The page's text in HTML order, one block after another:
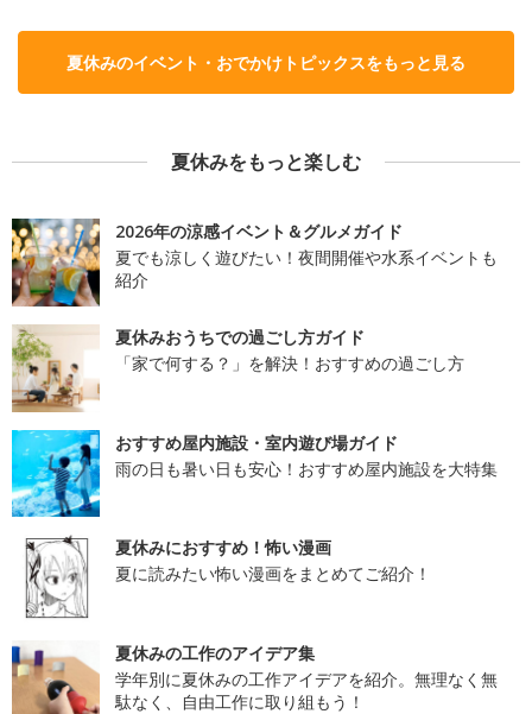
夏休みのイベント・おでかけトピックスをもっと見る
夏休みをもっと楽しむ
2026年の涼感イベント＆グルメガイド
夏でも涼しく遊びたい！夜間開催や水系イベントも
紹介
夏休みおうちでの過ごし方ガイド
「家で何する？」を解決！おすすめの過ごし方
おすすめ屋内施設・室内遊び場ガイド
雨の日も暑い日も安心！おすすめ屋内施設を大特集
夏休みにおすすめ！怖い漫画
夏に読みたい怖い漫画をまとめてご紹介！
夏休みの工作のアイデア集
学年別に夏休みの工作アイデアを紹介。無理なく無
駄なく、自由工作に取り組もう！